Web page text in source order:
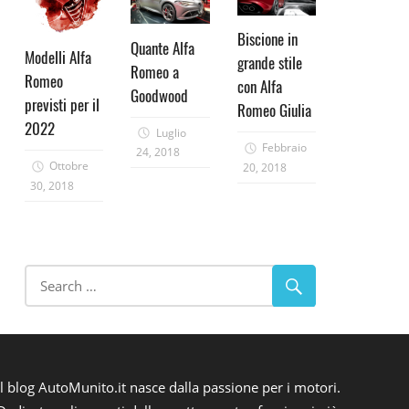
Modelli Alfa
Romeo
previsti per il
2022
Ottobre
30, 2018
Quante Alfa
Romeo a
Goodwood
Luglio
24, 2018
Biscione in
grande stile
con Alfa
Romeo Giulia
Febbraio
20, 2018
blog AutoMunito.it nasce dalla passione per i motori.